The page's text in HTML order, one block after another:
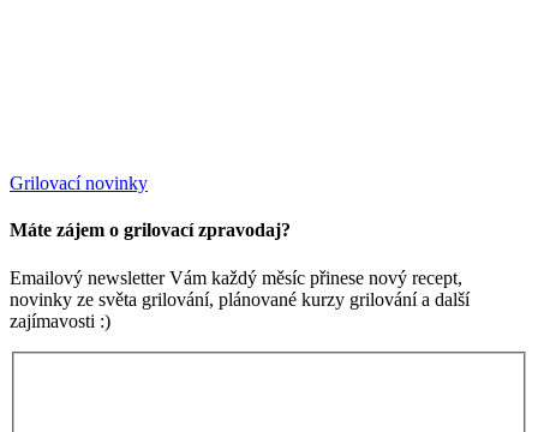
Grilovací novinky
Máte zájem o grilovací zpravodaj?
Emailový newsletter Vám každý měsíc přinese nový recept,
novinky ze světa grilování, plánované kurzy grilování a další
zajímavosti :)